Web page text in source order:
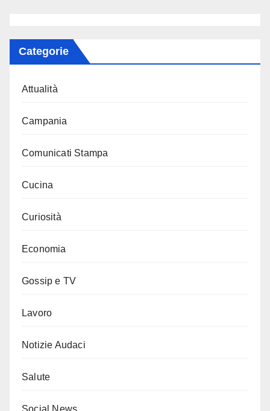
Categorie
Attualità
Campania
Comunicati Stampa
Cucina
Curiosità
Economia
Gossip e TV
Lavoro
Notizie Audaci
Salute
Social News